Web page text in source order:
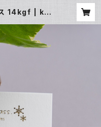
ス 14kgf | kir